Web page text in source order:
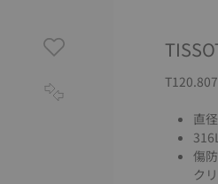
直
傷
ク